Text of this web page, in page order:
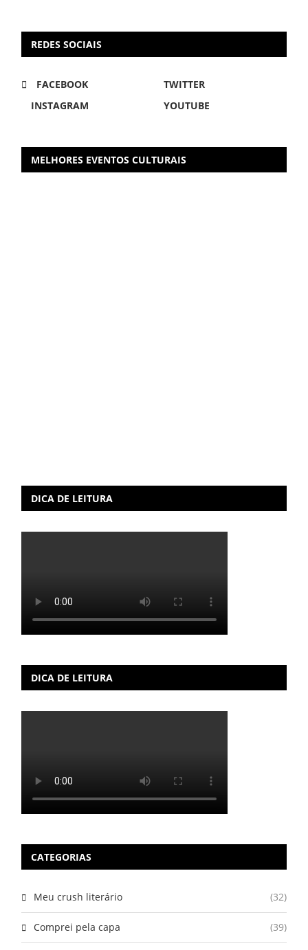
REDES SOCIAIS
FACEBOOK
TWITTER
INSTAGRAM
YOUTUBE
MELHORES EVENTOS CULTURAIS
DICA DE LEITURA
DICA DE LEITURA
CATEGORIAS
Meu crush literário (32)
Comprei pela capa (39)